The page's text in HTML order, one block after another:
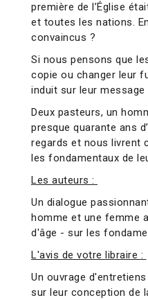
première de l’Église
et toutes les nations.
convaincus ?
Si nous pensons que
copie ou changer leur
induit sur leur
Deux pasteurs, un
presque quarante ans
regards et nous livrent
les fondamentaux de
Les auteurs :
Un dialogue
homme et une femme
d'âge - sur les
L'avis de votre libraire :
Un ouvrage
sur leur conception de